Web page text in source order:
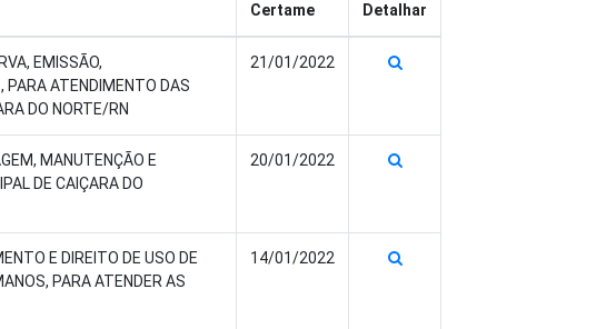
Certame
Detalhar
EMISSÃO,
PARA ATENDIMENTO DAS
DO NORTE/RN
21/01/2022
MANUTENÇÃO E
DE CAIÇARA DO
20/01/2022
E DIREITO DE USO DE
PARA ATENDER AS
14/01/2022